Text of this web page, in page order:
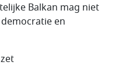
Balkan mag niet
en